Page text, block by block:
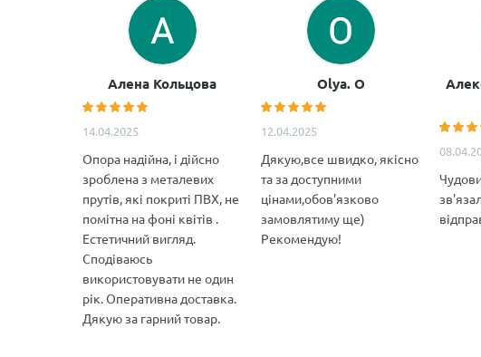
Алена Кольцова
14.04.2025
Опора надійна, і дійсно
зроблена з металевих
прутів, які покриті ПВХ, не
помітна на фоні квітів .
Естетичний вигляд.
Сподіваюсь
використовувати не один
рік. Оперативна доставка.
Дякую за гарний товар.
Olya. O
12.04.2025
Дякую,все швидко, якісно
та за доступними
цінами,обов'язково
замовлятиму ще)
Рекомендую!